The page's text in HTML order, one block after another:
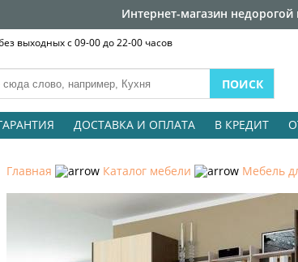
Интернет-магазин
выходных с 09-00 до 22-00 часов
ДОСТАВКА И ОПЛАТА В КРЕДИТ
Главная Каталог мебели Мебель